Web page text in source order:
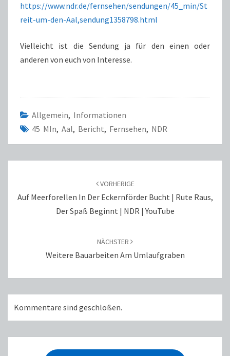
FERNSEHEN
https://www.ndr.de/fernsehen/sendungen/45_min/St
reit-um-den-Aal,sendung1358798.html
Vielleicht ist die Sendung ja für den einen oder
anderen von euch von Interesse.
Allgemein, Informationen
45 MIn, Aal, Bericht, Fernsehen, NDR
VORHERIGE
Auf Meerforellen In Der Eckernförder Bucht | Rute Raus,
Der Spaß Beginnt | NDR | YouTube
NÄCHSTER
Weitere Bauarbeiten Am Umlaufgraben
Kommentare sind geschloßen.